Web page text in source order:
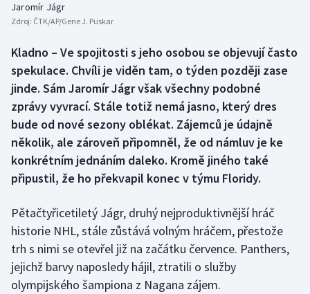
Boby a skeleton
Box
Curling
Dostihy
Florbal
Futsal
Golf
Gymnastika
Házená
AZ kvíz
Jaromír Jágr
Zdroj: ČTK/AP/Gene J. Puskar
Kladno – Ve spojitosti s jeho osobou se objevují často
spekulace. Chvíli je viděn tam, o týden později zase
jinde. Sám Jaromír Jágr však všechny podobné
zprávy vyvrací. Stále totiž nemá jasno, který dres
bude od nové sezony oblékat. Zájemců je údajně
několik, ale zároveň připomněl, že od námluv je ke
konkrétním jednáním daleko. Kromě jiného také
připustil, že ho překvapil konec v týmu Floridy.
Pětačtyřicetiletý Jágr, druhý nejproduktivnější hráč
historie NHL, stále zůstává volným hráčem, přestože
trh s nimi se otevřel již na začátku července. Panthers,
jejichž barvy naposledy hájil, ztratili o služby
olympijského šampiona z Nagana zájem.